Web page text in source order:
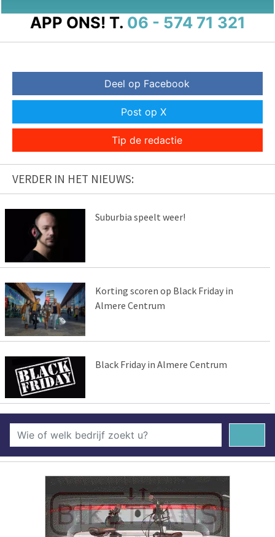
APP ONS! T. 06 - 574 71 321
Deel op Facebook
Post op X
Tip de redactie
VERDER IN HET NIEUWS:
Suburbia speelt weer!
Korting scoren op Black Friday in
Almere Centrum
Black Friday in Almere Centrum